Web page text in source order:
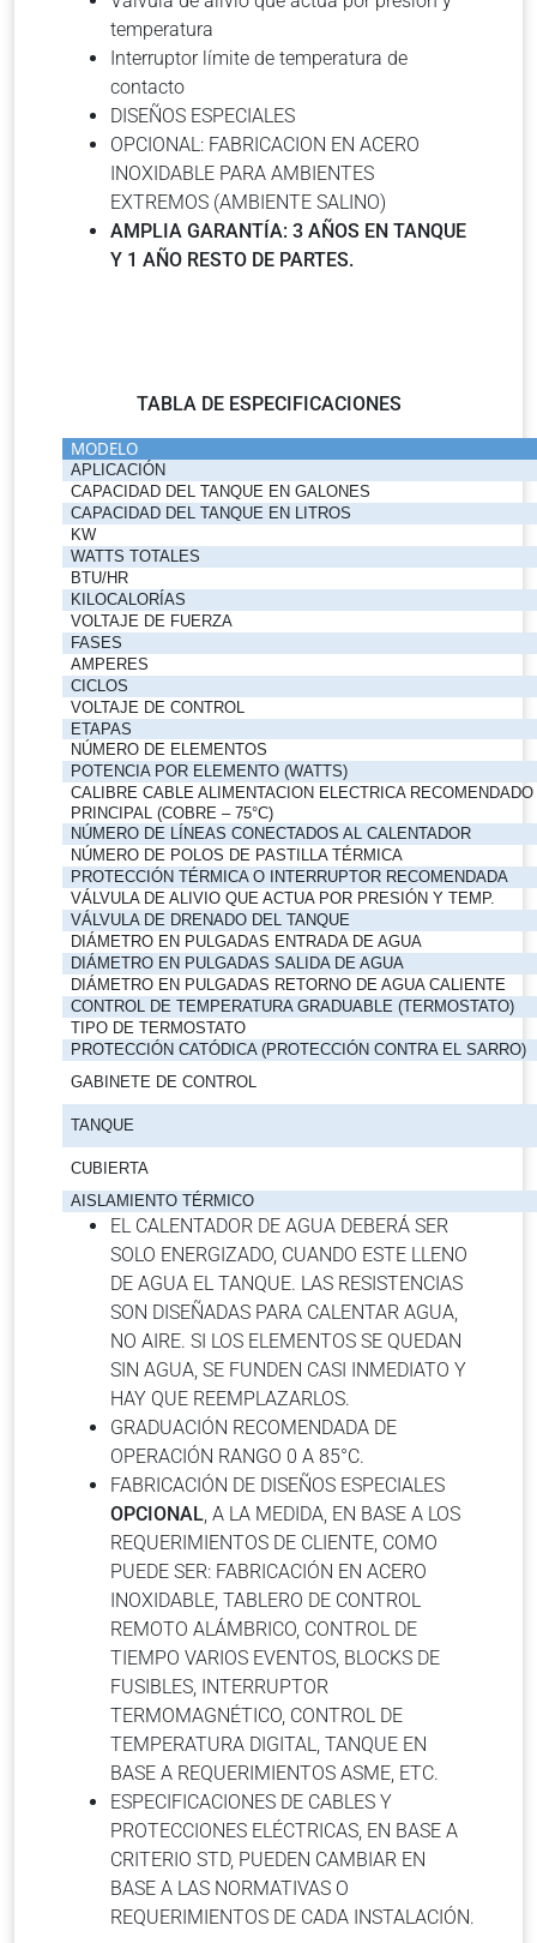
temperatura
Interruptor límite de temperatura de
contacto
DISEÑOS ESPECIALES
OPCIONAL: FABRICACION EN ACERO
INOXIDABLE PARA AMBIENTES
EXTREMOS (AMBIENTE SALINO)
AMPLIA GARANTÍA: 3 AÑOS EN TANQUE
Y 1 AÑO RESTO DE PARTES.
TABLA DE ESPECIFICACIONES
MODELO
APLICACIÓN
CAPACIDAD DEL TANQUE EN GALONES
CAPACIDAD DEL TANQUE EN LITROS
KW
WATTS TOTALES
BTU/HR
KILOCALORÍAS
VOLTAJE DE FUERZA
FASES
AMPERES
CICLOS
VOLTAJE DE CONTROL
ETAPAS
NÚMERO DE ELEMENTOS
POTENCIA POR ELEMENTO (WATTS)
CALIBRE CABLE ALIMENTACION ELECTRICA RECOMENDADO
PRINCIPAL (COBRE – 75°C)
NÚMERO DE LÍNEAS CONECTADOS AL CALENTADOR
NÚMERO DE POLOS DE PASTILLA TÉRMICA
PROTECCIÓN TÉRMICA O INTERRUPTOR RECOMENDADA
VÁLVULA DE ALIVIO QUE ACTUA POR PRESIÓN Y TEMP.
VÁLVULA DE DRENADO DEL TANQUE
DIÁMETRO EN PULGADAS ENTRADA DE AGUA
DIÁMETRO EN PULGADAS SALIDA DE AGUA
DIÁMETRO EN PULGADAS RETORNO DE AGUA CALIENTE
CONTROL DE TEMPERATURA GRADUABLE (TERMOSTATO)
TIPO DE TERMOSTATO
PROTECCIÓN CATÓDICA (PROTECCIÓN CONTRA EL SARRO)
GABINETE DE CONTROL
TANQUE
CUBIERTA
AISLAMIENTO TÉRMICO
EL CALENTADOR DE AGUA DEBERÁ SER
SOLO ENERGIZADO, CUANDO ESTE LLENO
DE AGUA EL TANQUE. LAS RESISTENCIAS
SON DISEÑADAS PARA CALENTAR AGUA,
NO AIRE. SI LOS ELEMENTOS SE QUEDAN
SIN AGUA, SE FUNDEN CASI INMEDIATO Y
HAY QUE REEMPLAZARLOS.
GRADUACIÓN RECOMENDADA DE
OPERACIÓN RANGO 0 A 85°C.
FABRICACIÓN DE DISEÑOS ESPECIALES
OPCIONAL , A LA MEDIDA, EN BASE A LOS
REQUERIMIENTOS DE CLIENTE, COMO
PUEDE SER: FABRICACIÓN EN ACERO
INOXIDABLE, TABLERO DE CONTROL
REMOTO ALÁMBRICO, CONTROL DE
TIEMPO VARIOS EVENTOS, BLOCKS DE
FUSIBLES, INTERRUPTOR
TERMOMAGNÉTICO, CONTROL DE
TEMPERATURA DIGITAL, TANQUE EN
BASE A REQUERIMIENTOS ASME, ETC.
ESPECIFICACIONES DE CABLES Y
PROTECCIONES ELÉCTRICAS, EN BASE A
CRITERIO STD, PUEDEN CAMBIAR EN
BASE A LAS NORMATIVAS O
REQUERIMIENTOS DE CADA INSTALACIÓN.